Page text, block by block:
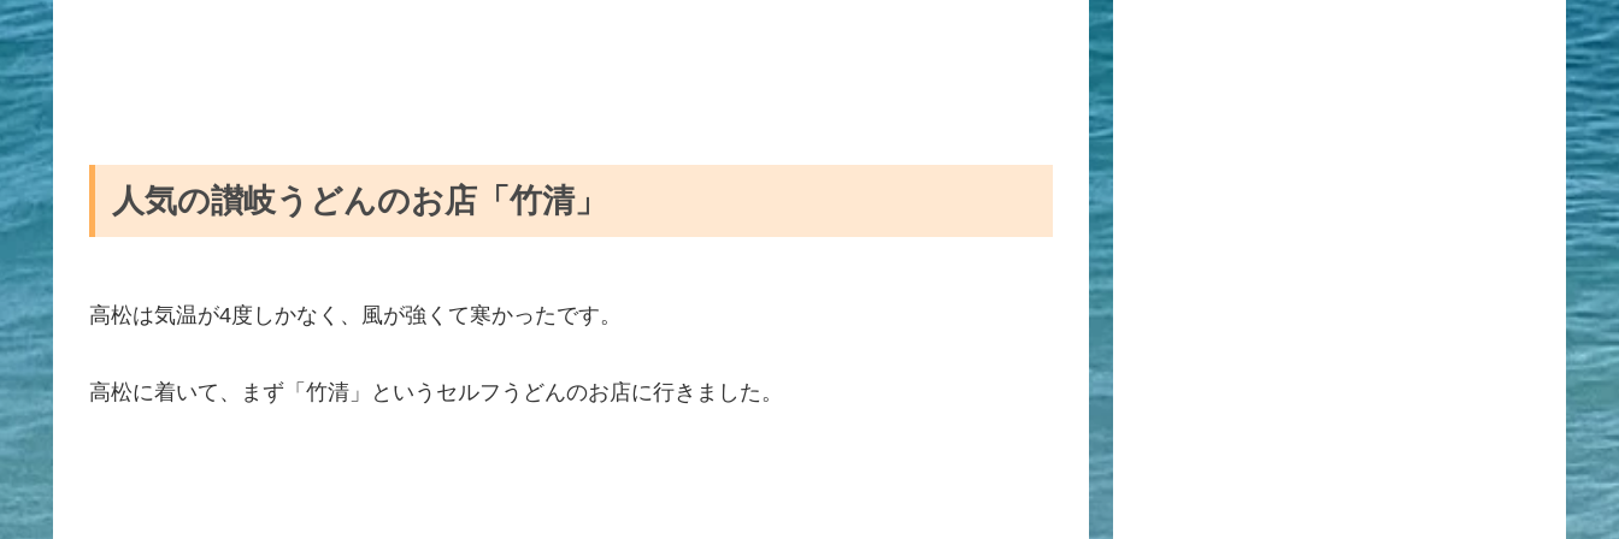
人気の讃岐うどんのお店「竹清」
高松は気温が4度しかなく、風が強くて寒かったです。
高松に着いて、まず「竹清」というセルフうどんのお店に行きました。